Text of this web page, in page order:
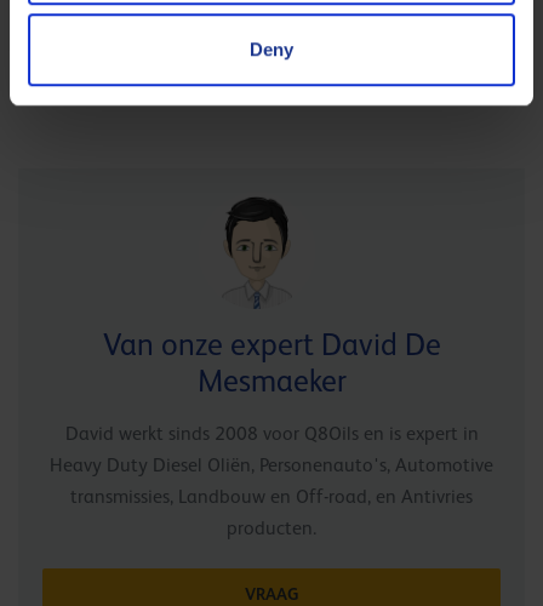
Deny
Geen producten gevonden.
Van onze expert David De
Mesmaeker
David werkt sinds 2008 voor Q8Oils en is expert in
Heavy Duty Diesel Oliën, Personenauto's, Automotive
transmissies, Landbouw en Off-road, en Antivries
producten.
VRAAG